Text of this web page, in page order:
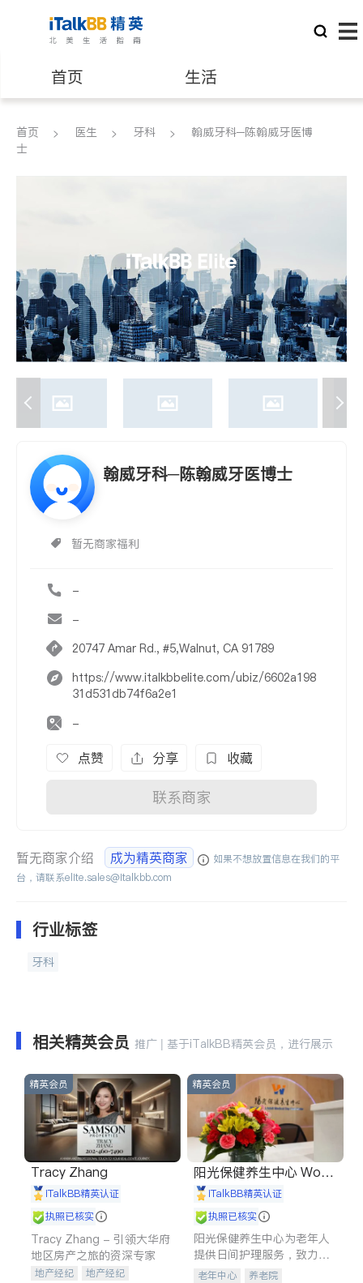
首页 生活
医生 律师
养老 非盈利组织
首页 医生 牙科
翰威牙科─陈翰威牙医博
士
翰威牙科─陈翰威牙医博士
暂无商家福利
-
-
20747 Amar Rd., #5,Walnut, CA 91789
https://www.italkbbelite.com/ubiz/6602a198
31d531db74f6a2e1
-
点赞 分享 收藏
联系商家
暂无商家介绍 成为精英商家
如果不想放置信息在我们的平
台，请联系elite.sales@italkbb.com
行业标签
牙科
相关精英会员 推广 | 基于iTalkBB精英会员，进行展示
精英会员
Tracy Zhang
iTalkBB精英认证
执照已核实
Tracy Zhang - 引领大华府
地区房产之旅的资深专家
地产经纪
地产经纪
精英会员
阳光保健养生中心 World
shine
iTalkBB精英认证
执照已核实
阳光保健养生中心为老年人
提供日间护理服务，致力于
通过持续的护理创新来有效
老年中心 养老院